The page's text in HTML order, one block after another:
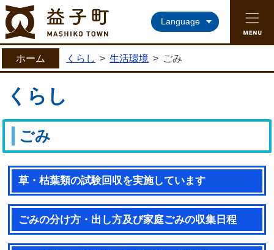
益子町ホームページ
Language
ホーム くらし > 生活環境 > ごみ
くらし
ごみ
草・枯葉類の試験回収を実施しています
ごみの分け方・出し方及び家庭ごみの収集日程